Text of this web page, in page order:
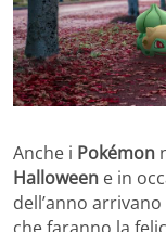
Anche i Pokémon
Halloween e in
dell’anno